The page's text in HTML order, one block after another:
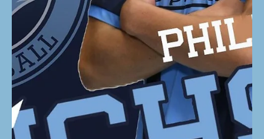
16. Mai
Tsakouridis Christoforos bleibt
ein Fuchs!
Der 27-jährige griechische Nationalteamspieler hat
seinen Vertrag bei den BT Füchsen um weitere zwei
Jahre verlängert. Mit dieser wichtigen Unterschrift
bleibt uns nicht nur ein herausragender Spieler